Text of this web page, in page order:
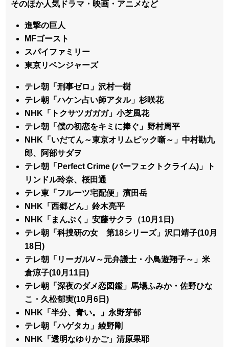
そのほか人気ドラマ・映画・アニメなど
進撃の巨人
MFゴースト
スパイファミリー
東京リベンジャーズ
テレ朝「刑事ゼロ」沢村一樹
テレ朝「ハケン占い師アタル」杉咲花
NHK「トクサツガガガ」小芝風花
テレ朝「僕の初恋をキミに捧ぐ」野村周平
NHK「いだてん～東京オリムピック噺～」中村勘九
郎、阿部サダヲ
テレ朝「Perfect Crime (パーフェクトクライム)」ト
リンドル玲奈、桜田通
テレ東「フルーツ宅配便」濱田岳
NHK「西郷どん」鈴木亮平
NHK「まんぷく」安藤サクラ（10月1日)
テレ朝「科捜研の女 第18シリーズ」沢口靖子(10月
18日)
テレ朝「リーガルV～元弁護士・小鳥遊翔子～」米
倉涼子(10月11日)
テレ朝「深夜のダメ恋図鑑」馬場ふみか・佐野ひな
こ・久松郁実(10月6日)
NHK「半分、青い。」永野芽郁
テレ朝「ハゲタカ」綾野剛
NHK「透明なゆりかご」清原果耶